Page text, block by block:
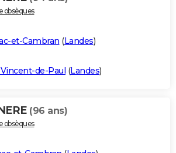
obsèques
et-Cambran (Landes)
de-Paul (Landes)
(96 ans)
obsèques